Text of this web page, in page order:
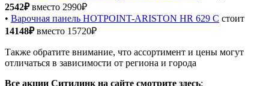
2542₽вместо 2990₽
• Варочная панель HOTPOINT-ARISTON HR 629 C стоит
14148₽вместо 15720₽
Также обратите внимание, что ассортимент и цены могут
отличаться в зависимости от региона и города
Все акции Ситилинк на сайте смотрите здесь: